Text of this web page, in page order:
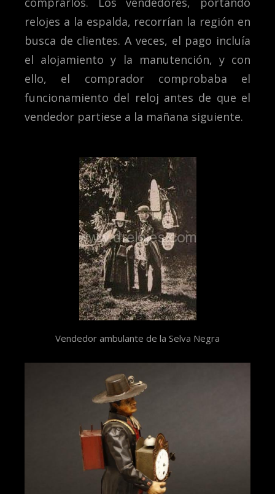
relojes a la espalda, recorrían la región en
busca de clientes. A veces, el pago incluía
el alojamiento y la manutención, y con
ello, el comprador comprobaba el
funcionamiento del reloj antes de que el
vendedor partiese a la mañana siguiente.
Vendedor ambulante de la Selva Negra